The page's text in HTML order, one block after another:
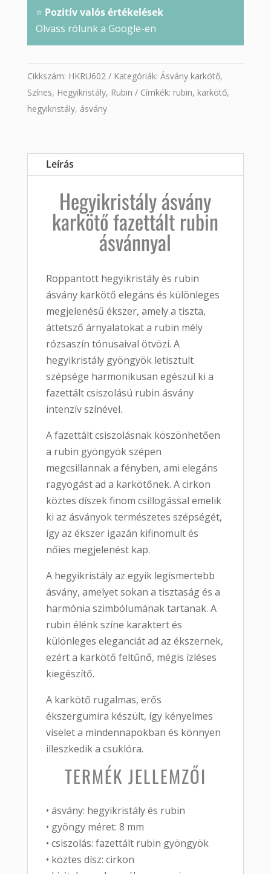
⭐ Pozitív valós értékelések
Olvass rólunk a Google-en
Cikkszám: HKRU602 Kategóriák: Ásvány karkötő,
Színes, Hegyikristály, Rubin Címkék: rubin, karkötő,
hegyikristály, ásvány
Leírás
Hegyikristályásvány
karkötőfazettáltrubin
ásvánnyal
Roppantott hegyikristályés rubin
ásvány karkötő elegáns és különleges
megjelenésű ékszer, amelya tiszta,
áttetsző árnyalatokata rubin mély
rózsaszín tónusaival ötvözi. A
hegyikristály gyöngyök letisztult
szépsége harmonikusan egészül ki a
fazettáltcsiszolású rubin ásvány
intenzívszínével.
Afazettáltcsiszolásnak köszönhetően
a rubin gyöngyökszépen
megcsillannaka fényben, ami elegáns
ragyogástad a karkötőnek. Acirkon
köztes díszekfinom csillogással emelik
ki az ásványoktermészetes szépségét,
ígyaz ékszer igazán kifinomultés
nőies megjelenést kap.
A hegyikristályaz egyik legismertebb
ásvány, amelyetsokan a tisztaságés a
harmónia szimbólumánaktartanak. A
rubin élénkszíne karaktertés
különleges eleganciátad az ékszernek,
ezérta karkötő feltűnő, mégis ízléses
kiegészítő.
A karkötő rugalmas, erős
ékszergumira készült, így kényelmes
viseleta mindennapokban és könnyen
illeszkedika csuklóra.
TERMÉK JELLEMZŐI
• ásvány: hegyikristályés rubin
• gyöngy méret: 8 mm
• csiszolás: fazettált rubin gyöngyök
• köztes dísz: cirkon